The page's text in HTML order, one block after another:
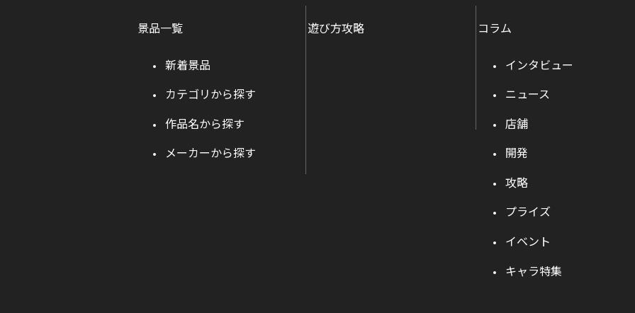
景品一覧
新着景品
カテゴリから探す
作品名から探す
メーカーから探す
遊び方攻略 コラム
インタビュー
ニュース
店舗
開発
攻略
プライズ
イベント
キャラ特集